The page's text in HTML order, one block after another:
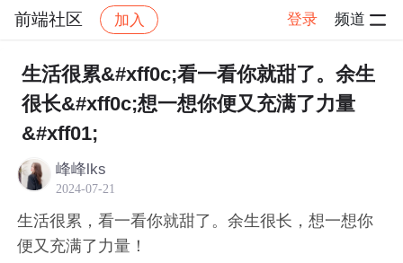
前端社区 加入 登录 频道
社区 前端社区 感慨 帖子详情
生活很累&#xff0c;看一看你就甜了。余生
很长&#xff0c;想一想你便又充满了力量
&#xff01;
峰峰lks
2024-07-21
生活很累，看一看你就甜了。余生很长，想一想你
便又充满了力量！